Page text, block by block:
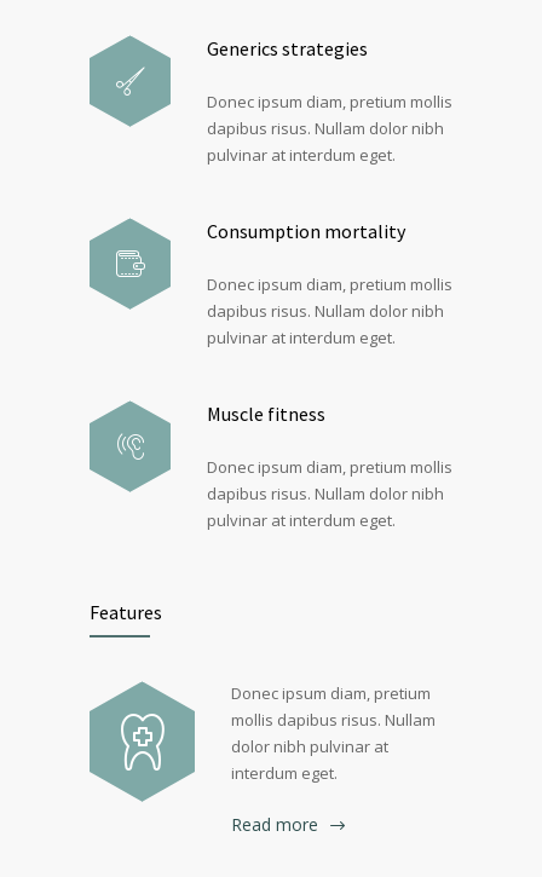
Generics strategies
Donec ipsum diam, pretium mollis
dapibus risus. Nullam dolor nibh
pulvinar at interdum eget.
Consumption mortality
Donec ipsum diam, pretium mollis
dapibus risus. Nullam dolor nibh
pulvinar at interdum eget.
Muscle fitness
Donec ipsum diam, pretium mollis
dapibus risus. Nullam dolor nibh
pulvinar at interdum eget.
Features
Donec ipsum diam, pretium
mollis dapibus risus. Nullam
dolor nibh pulvinar at
interdum eget.
Read more